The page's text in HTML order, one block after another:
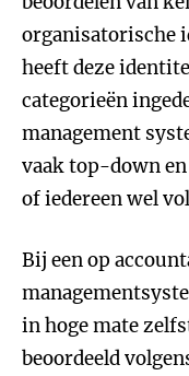
organisatorische
heeft deze
categorieën
management
vaak top-down
of iedereen wel
Bij een op
in hoge mate
beoordeeld